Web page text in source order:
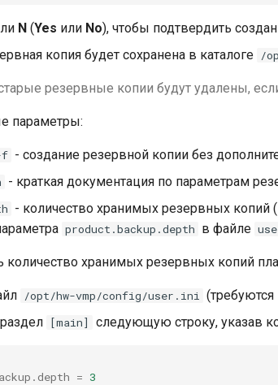
N (Yes или No), чтобы подтвердить
копия будет сохранена в каталоге /
резервные копии будут удалены,
параметры:
f - создание резервной копии без
- краткая документация по параметрам
- количество хранимых резервных копий
product.backup.depth в файле
количество хранимых резервных копий
/opt/hw-vmp/config/user.ini (требуются
[main] следующую строку, указав
= 3